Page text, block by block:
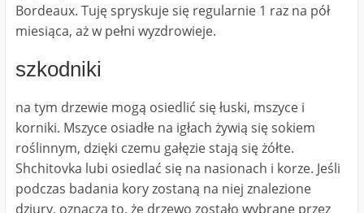
Bordeaux. Tuję spryskuje się regularnie 1 raz na pół
miesiąca, aż w pełni wyzdrowieje.
szkodniki
na tym drzewie mogą osiedlić się łuski, mszyce i
korniki. Mszyce osiadłe na igłach żywią się sokiem
roślinnym, dzięki czemu gałęzie stają się żółte.
Shchitovka lubi osiedlać się na nasionach i korze. Jeśli
podczas badania kory zostaną na niej znalezione
dziury, oznacza to, że drzewo zostało wybrane przez